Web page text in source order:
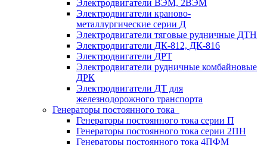
Электродвигатели ВЭМ, 2ВЭМ
Электродвигатели краново-
металлургические серии Д
Электродвигатели тяговые рудничные ДТН
Электродвигатели ДК-812, ДК-816
Электродвигатели ДРТ
Электродвигатели рудничные комбайновые
ДРК
Электродвигатели ДТ для
железнодорожного транспорта
Генераторы постоянного тока
Генераторы постоянного тока серии П
Генераторы постоянного тока серии 2ПН
Генераторы постоянного тока 4ПФМ